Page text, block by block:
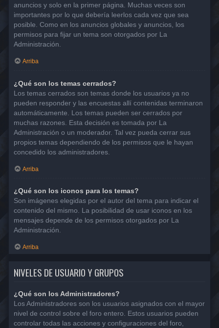
anuncios y solo en la primer página. Muchas veces son
importantes por lo que debería leerlos cada vez que sea
posible. Como en los anuncios globales y anuncios, los
permisos para fijar un tema son otorgados por La
Administración.
Arriba
¿Qué son los temas cerrados?
Los temas cerrados son temas donde los usuarios ya no
pueden responder y las encuestas allí contenidas terminaron
automáticamente. Los temas pueden ser cerrados por
muchas razones. Esta decisión es tomada por La
Administración o un moderador. Tal vez pueda cerrar sus
propios temas dependiendo de los permisos que le hayan
concedido los administradores.
Arriba
¿Qué son los iconos para los temas?
Son imágenes elegidas por el autor del tema para indicar el
contenido del mismo. La posibilidad de usar iconos en los
mensajes depende de los permisos otorgados por La
Administración.
Arriba
NIVELES DE USUARIO Y GRUPOS
¿Qué son los Administradores?
Los Administradores son los usuarios asignados con el mayor
nivel de control sobre el foro entero. Estos usuarios pueden
controlar todas las acciones y configuraciones del foro,